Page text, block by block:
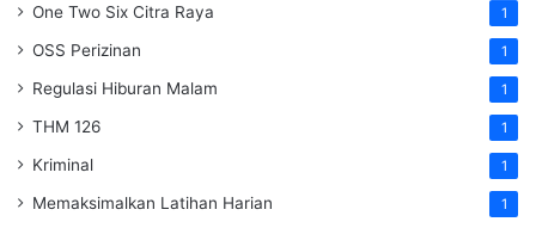
One Two Six Citra Raya 1
OSS Perizinan 1
Regulasi Hiburan Malam 1
THM 126 1
Kriminal 1
Memaksimalkan Latihan Harian 1